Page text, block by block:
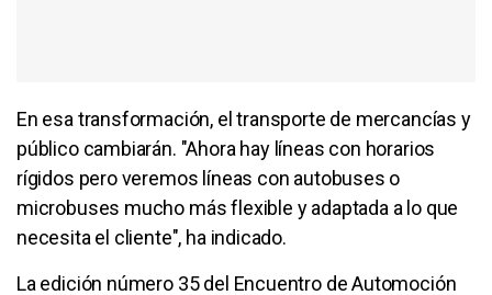
En esa transformación, el transporte de mercancías y
público cambiarán. "Ahora hay líneas con horarios
rígidos pero veremos líneas con autobuses o
microbuses mucho más flexible y adaptada a lo que
necesita el cliente", ha indicado.
La edición número 35 del Encuentro de Automoción